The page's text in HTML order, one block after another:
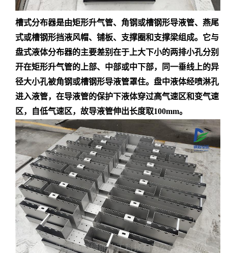
槽式分布器是由矩形升气管、角钢或槽钢形导液管、燕尾
式或槽钢形挡液风帽、铺板、支撑圈和支撑梁组成。它与
盘式液体分布器的主要差别在于上大下小的两排小孔分别
开在矩形升气管的上部、中部或中下部，同一垂线上的异
径大小孔被角钢或槽钢形导液管罩住。盘中液体经喷淋孔
进入液管，在导液管的保护下液体穿过高气速区和变气速
区，自低气速区，故导液管伸出长度取100mm。